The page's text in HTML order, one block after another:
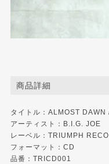
商品詳細
タイトル：ALMOST
アーティスト：B.I.G. JOE
レーベル： TRIUMPH
フォーマット：CD
品番：TRICD001